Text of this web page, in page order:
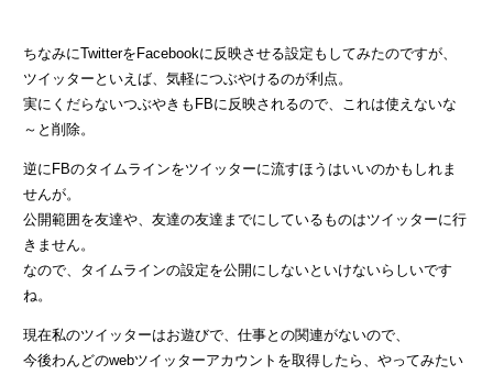
ちなみにTwitterをFacebookに反映させる設定もしてみたのですが、
ツイッターといえば、気軽につぶやけるのが利点。
実にくだらないつぶやきもFBに反映されるので、これは使えないな
～と削除。
逆にFBのタイムラインをツイッターに流すほうはいいのかもしれま
せんが。
公開範囲を友達や、友達の友達までにしているものはツイッターに行
きません。
なので、タイムラインの設定を公開にしないといけないらしいです
ね。
現在私のツイッターはお遊びで、仕事との関連がないので、
今後わんどのwebツイッターアカウントを取得したら、やってみたい